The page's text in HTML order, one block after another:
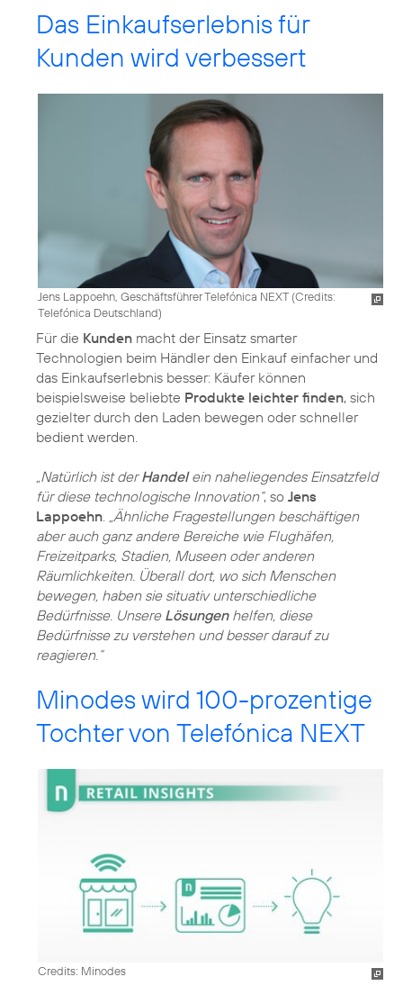
Das Einkaufserlebnis für
Kunden wird verbessert
Jens Lappoehn, Geschäftsführer Telefónica NEXT (Credits:
Telefónica Deutschland)
Für die Kunden macht der Einsatz smarter
Technologien beim Händler den Einkauf einfacher und
das Einkaufserlebnis besser: Käufer können
beispielsweise beliebte Produkte leichter finden, sich
gezielter durch den Laden bewegen oder schneller
bedient werden.
„Natürlich ist derHandelein naheliegendes Einsatzfeld
für diese technologische Innovation“, so Jens
Lappoehn. „Ähnliche Fragestellungen beschäftigen
aber auch ganz andere Bereiche wie Flughäfen,
Freizeitparks, Stadien, Museen oder anderen
Räumlichkeiten. Überall dort, wo sich Menschen
bewegen, haben sie situativ unterschiedliche
Bedürfnisse. Unsere Lösungenhelfen, diese
Bedürfnisse zu verstehen und besser darauf zu
reagieren.“
Minodes wird 100-prozentige
Tochter von Telefónica NEXT
Credits: Minodes